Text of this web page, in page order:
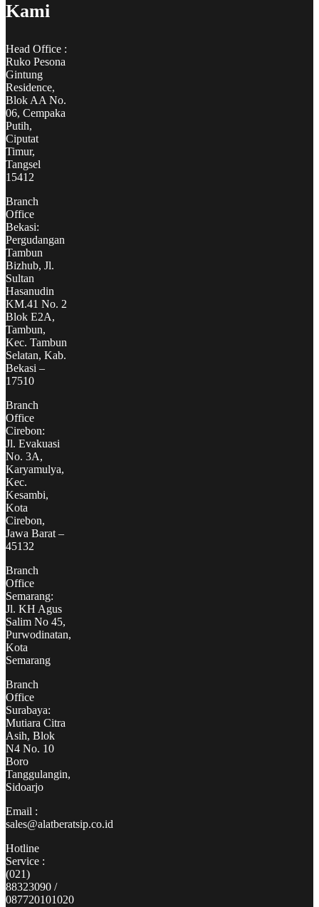
Kami
Head Office :
Ruko Pesona
Gintung
Residence,
Blok AA No.
06, Cempaka
Putih,
Ciputat
Timur,
Tangsel
15412
Branch
Office
Bekasi:
Pergudangan
Tambun
Bizhub, Jl.
Sultan
Hasanudin
KM.41 No. 2
Blok E2A,
Tambun,
Kec. Tambun
Selatan, Kab.
Bekasi –
17510
Branch
Office
Cirebon:
Jl. Evakuasi
No. 3A,
Karyamulya,
Kec.
Kesambi,
Kota
Cirebon,
Jawa Barat –
45132
Branch
Office
Semarang:
Jl. KH Agus
Salim No 45,
Purwodinatan,
Kota
Semarang
Branch
Office
Surabaya:
Mutiara Citra
Asih, Blok
N4 No. 10
Boro
Tanggulangin,
Sidoarjo
Email :
sales@alatberatsip.co.id
Hotline
Service :
(021)
88323090 /
087720101020